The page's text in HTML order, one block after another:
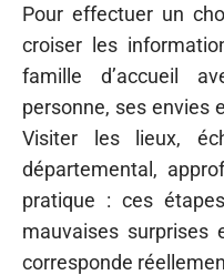
Pour effectuer un
croiser les
famille d’accueil
personne, ses envies
Visiter les lieux,
départemental,
pratique : ces
mauvaises surprises
corresponde